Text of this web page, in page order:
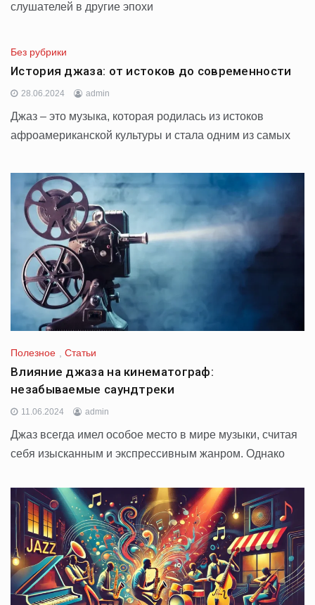
слушателей в другие эпохи
Без рубрики
История джаза: от истоков до современности
28.06.2024 admin
Джаз – это музыка, которая родилась из истоков
афроамериканской культуры и стала одним из самых
Полезное Статьи
Влияние джаза на кинематограф:
незабываемые саундтреки
11.06.2024 admin
Джаз всегда имел особое место в мире музыки, считая
себя изысканным и экспрессивным жанром. Однако